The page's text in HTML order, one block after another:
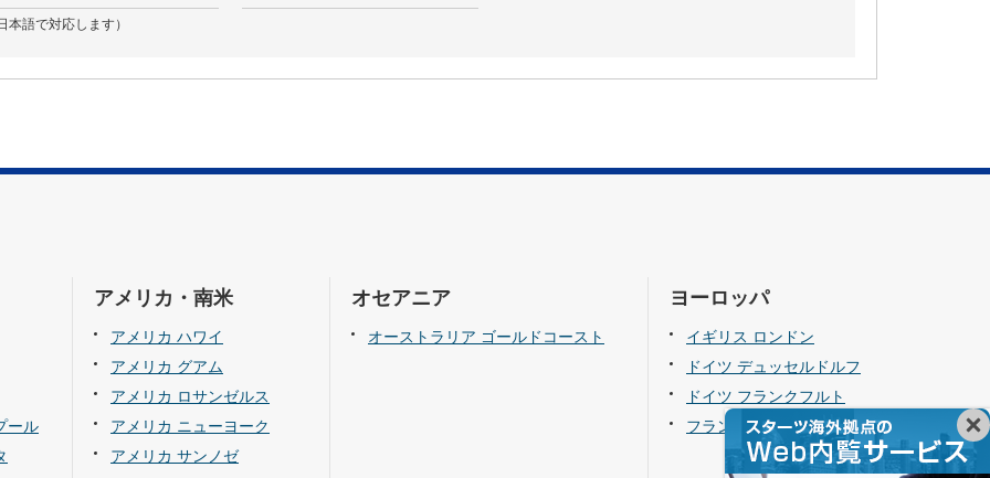
本語で対応します）
ール
アメリカ・南米
アメリカ ハワイ
アメリカ グアム
アメリカ ロサンゼルス
アメリカ ニューヨーク
アメリカ サンノゼ
オセアニア
オーストラリア ゴールドコースト
ヨーロッパ
イギリス ロンドン
ドイツ デュッセルドルフ
ドイツ フランクフルト
フランス パリ